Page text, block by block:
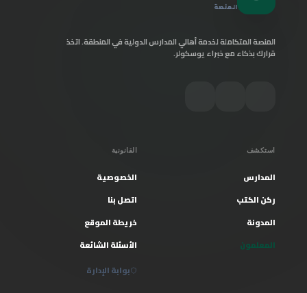
المنصة
المنصة المتكاملة لخدمة أهالي المدارس الدولية في المنطقة. اتخذ
قرارك بذكاء مع خبراء يوسكولر.
استكشف
المدارس
ركن الكتب
المدونة
المعلمون
القانونية
الخصوصية
اتصل بنا
خريطة الموقع
الأسئلة الشائعة
بوابة الإدارة